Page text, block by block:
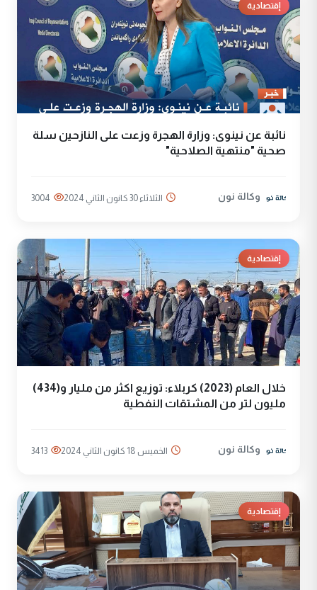
إقتصادية
نائبة عن نينوى: وزارة الهجرة وزعت على النازحين سلة
صحية "منتهية الصلاحية"
وكالة نون الثلاثاء 30 كانون الثاني 2024 3004
إقتصادية
خلال العام (2023) كربلاء: توزيع اكثر من مليار و(434)
مليون لتر من المشتقات النفطية
وكالة نون الخميس 18 كانون الثاني 2024 3413
إقتصادية